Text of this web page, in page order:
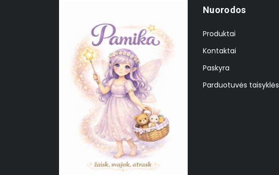
Nuorodos
Produktai
Kontaktai
Paskyra
Parduotuvės taisyklės